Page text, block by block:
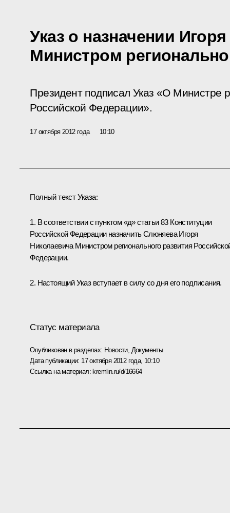
Указ о назначении
Министром
Президент подписал Указ «О Министре
Российской Федерации».
17 октября 2012 года 10:10
Полный текст Указа:
1. В соответствии с пунктом «д» статьи 83 Конституции
Российской Федерации назначить Слюняева Игоря
Николаевича Министром регионального развития
Федерации.
2. Настоящий Указ вступает в силу со дня его подписания.
Статус материала
Опубликован в разделах: Новости, Документы
Дата публикации: 17 октября 2012 года, 10:10
Ссылка на материал: kremlin.ru/d/16664